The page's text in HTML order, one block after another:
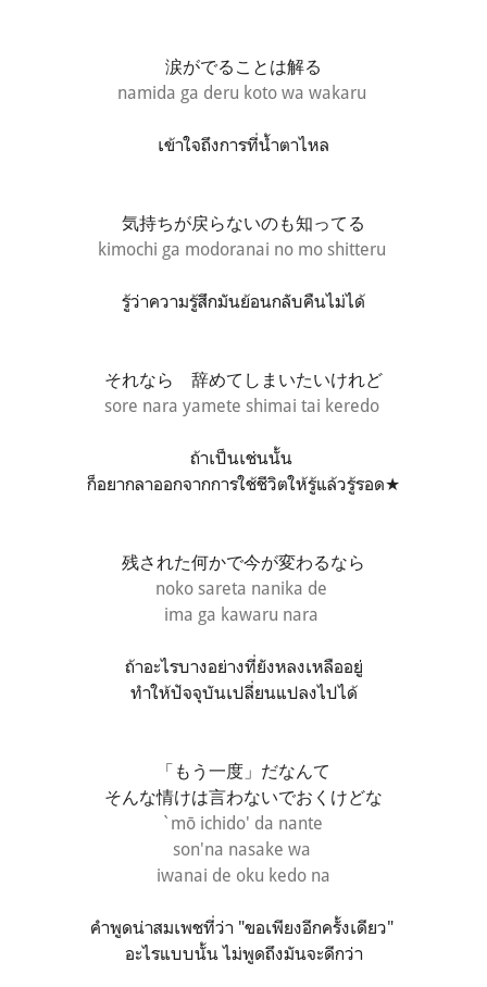
涙がでることは解る
namida ga deru koto wa wakaru
เข้าใจถึงการที่น้ำตาไหล
気持ちが戻らないのも知ってる
kimochi ga modoranai no mo shitteru
รู้ว่าความรู้สึกมันย้อนกลับคืนไม่ได้
それなら 辞めてしまいたいけれど
sore nara yamete shimai tai keredo
ถ้าเป็นเช่นนั้น
ก็อยากลาออกจากการใช้ชีวิตให้รู้แล้วรู้รอด★
残された何かで今が変わるなら
noko sareta nanika de
ima ga kawaru nara
ถ้าอะไรบางอย่างที่ยังหลงเหลืออยู่
ทำให้ปัจจุบันเปลี่ยนแปลงไปได้
「もう一度」だなんて
そんな情けは言わないでおくけどな
`mō ichido' da nante
son'na nasake wa
iwanai de oku kedo na
คำพูดน่าสมเพชที่ว่า "ขอเพียงอีกครั้งเดียว"
อะไรแบบนั้น ไม่พูดถึงมันจะดีกว่า